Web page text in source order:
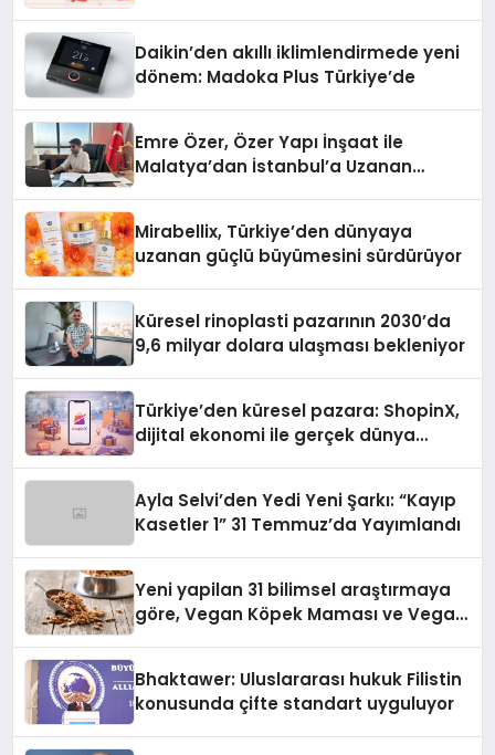
Daikin’den akıllı iklimlendirmede yeni
dönem: Madoka Plus Türkiye’de
Emre Özer, Özer Yapı İnşaat ile
Malatya’dan İstanbul’a Uzanan
Mirabellix, Türkiye’den dünyaya
uzanan güçlü büyümesini sürdürüyor
Küresel rinoplasti pazarının 2030’da
9,6 milyar dolara ulaşması bekleniyor
Türkiye’den küresel pazara: ShopinX,
dijital ekonomi ile gerçek dünya
Ayla Selvi’den Yedi Yeni Şarkı: “Kayıp
Kasetler 1” 31 Temmuz’da Yayımlandı
Yeni yapilan 31 bilimsel araştırmaya
göre, Vegan Köpek Maması ve Vegan
Bhaktawer: Uluslararası hukuk Filistin
konusunda çifte standart uyguluyor